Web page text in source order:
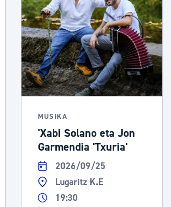
Aktualitatea
Albisteak
Abisuak
Kultur agenda
MUSIKA
'Xabi Solano eta Jon
Garmendia 'Txuria'
2026/09/25
Lugaritz K.E
19:30